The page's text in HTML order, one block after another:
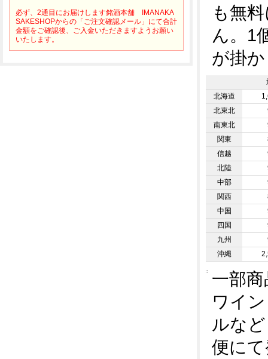
必ず、2通目にお届けします銘酒本舗 IMANAKA
SAKESHOPからの「ご注文確認メール」にて合計
金額をご確認後、ご入金いただきますようお願い
いたします。
も無
ん。1
が掛
北海道
北東北
南東北
関東
信越
北陸
中部
関西
中国
四国
九州
沖縄
一部
ワイ
ルな
便に